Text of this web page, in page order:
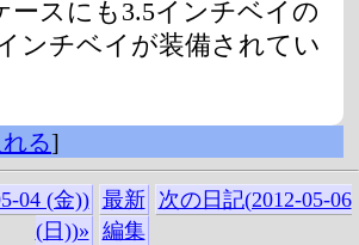
ースにも3.5インチベイの
ンチベイが装備されてい
る]
04 (金)) 最新
次の日記(2012-05-06
(日))» 編集